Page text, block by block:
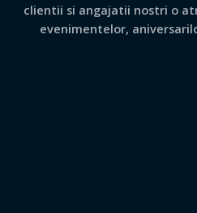
clientii si angajatii nostri o
evenimentelor,